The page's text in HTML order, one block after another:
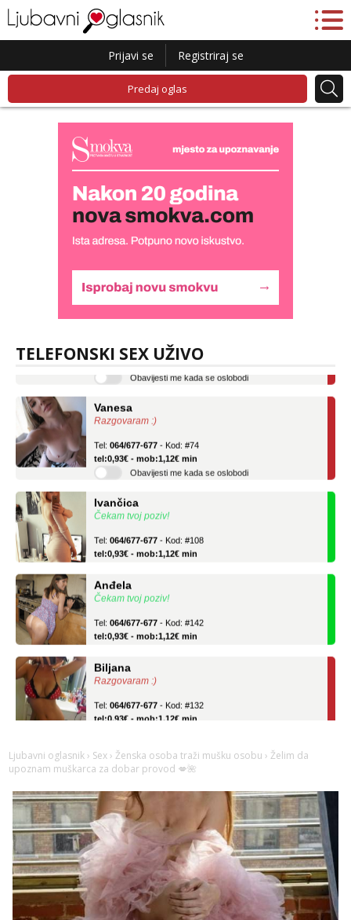
Prijavi se Registriraj se
Predaj oglas
TELEFONSKI SEX UŽIVO
tel:0,93€ - mob:1,12€ min
Razgovaram :)
tel:0,93€ - mob:1,12€ min
Obavijesti me kada se oslobodi
Čekam tvoj poziv!
tel:0,93€ - mob:1,12€ min
Čekam tvoj poziv!
tel:0,93€ - mob:1,12€ min
Razgovaram :)
tel:0,93€ - mob:1,12€ min
Obavijesti me kada se oslobodi
Vanesa
Razgovaram :)
tel:0,93€ - mob:1,12€ min
Obavijesti me kada se oslobodi
Ivančica
Čekam tvoj poziv!
Tel: 064/677-677- Kod: #108
tel:0,93€ - mob:1,12€ min
Ljubavni oglasnik › Sex › Ženska osoba traži mušku osobu › Želim da
upoznam muškarca za dobar provod 💋🌺